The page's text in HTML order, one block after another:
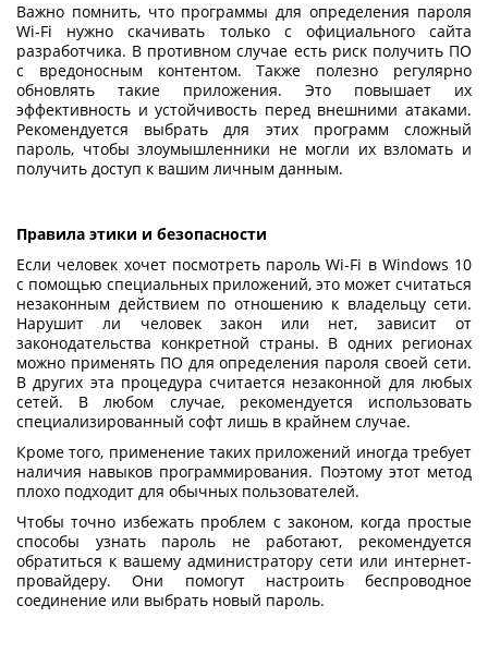
Важно помнить, что программы для определения пароля
Wi-Fi нужно скачивать только с официального сайта
разработчика. В противном случае есть риск получить ПО
с вредоносным контентом. Также полезно регулярно
обновлять такие приложения. Это повышает их
эффективность и устойчивость перед внешними атаками.
Рекомендуется выбрать для этих программ сложный
пароль, чтобы злоумышленники не могли их взломать и
получить доступ к вашим личным данным.
Правила этики и безопасности
Если человек хочет посмотреть пароль Wi-Fi в Windows 10
с помощью специальных приложений, это может считаться
незаконным действием по отношению к владельцу сети.
Нарушит ли человек закон или нет, зависит от
законодательства конкретной страны. В одних регионах
можно применять ПО для определения пароля своей сети.
В других эта процедура считается незаконной для любых
сетей. В любом случае, рекомендуется использовать
специализированный софт лишь в крайнем случае.
Кроме того, применение таких приложений иногда требует
наличия навыков программирования. Поэтому этот метод
плохо подходит для обычных пользователей.
Чтобы точно избежать проблем с законом, когда простые
способы узнать пароль не работают, рекомендуется
обратиться к вашему администратору сети или интернет-
провайдеру. Они помогут настроить беспроводное
соединение или выбрать новый пароль.